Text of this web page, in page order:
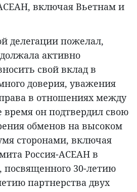
включая Вьетнам и
делегации пожелал,
активно
свой вклад в
доверия, уважения
в отношениях между
время он подтвердил свою
обменов на высоком
сторонами, включая
Россия-АСЕАН в
посвященного 30-летию
партнерства двух